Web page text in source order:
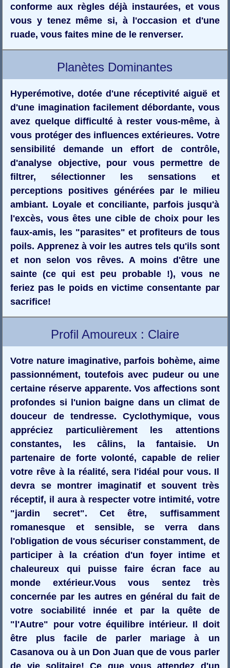
conforme aux règles déjà instaurées, et vous
vous y tenez même si, à l'occasion et d'une
ruade, vous faites mine de le renverser.
Planètes Dominantes
Hyperémotive, dotée d'une réceptivité aiguë et
d'une imagination facilement débordante, vous
avez quelque difficulté à rester vous-même, à
vous protéger des influences extérieures. Votre
sensibilité demande un effort de contrôle,
d'analyse objective, pour vous permettre de
filtrer, sélectionner les sensations et
perceptions positives générées par le milieu
ambiant. Loyale et conciliante, parfois jusqu'à
l'excès, vous êtes une cible de choix pour les
faux-amis, les "parasites" et profiteurs de tous
poils. Apprenez à voir les autres tels qu'ils sont
et non selon vos rêves. A moins d'être une
sainte (ce qui est peu probable !), vous ne
feriez pas le poids en victime consentante par
sacrifice!
Profil Amoureux : Claire
Votre nature imaginative, parfois bohème, aime
passionnément, toutefois avec pudeur ou une
certaine réserve apparente. Vos affections sont
profondes si l'union baigne dans un climat de
douceur de tendresse. Cyclothymique, vous
appréciez particulièrement les attentions
constantes, les câlins, la fantaisie. Un
partenaire de forte volonté, capable de relier
votre rêve à la réalité, sera l'idéal pour vous. Il
devra se montrer imaginatif et souvent très
réceptif, il aura à respecter votre intimité, votre
"jardin secret". Cet être, suffisamment
romanesque et sensible, se verra dans
l'obligation de vous sécuriser constamment, de
participer à la création d'un foyer intime et
chaleureux qui puisse faire écran face au
monde extérieur.Vous vous sentez très
concernée par les autres en général du fait de
votre sociabilité innée et par la quête de
"l'Autre" pour votre équilibre intérieur. Il doit
être plus facile de parler mariage à un
Casanova ou à un Don Juan que de vous parler
de vie solitaire! Ce que vous attendez d'un